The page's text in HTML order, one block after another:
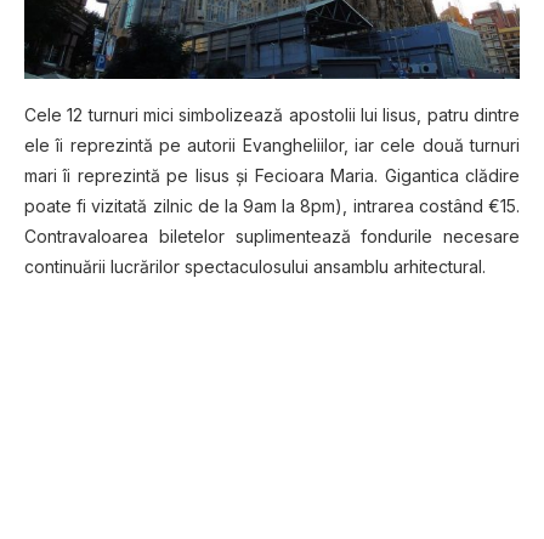
Cele 12 turnuri mici simbolizează apostolii lui Iisus, patru dintre
ele îi reprezintă pe autorii Evangheliilor, iar cele două turnuri
mari îi reprezintă pe Iisus şi Fecioara Maria. Gigantica clădire
poate fi vizitată zilnic de la 9am la 8pm), intrarea costând €15.
Contravaloarea biletelor suplimentează fondurile necesare
continuării lucrărilor spectaculosului ansamblu arhitectural.